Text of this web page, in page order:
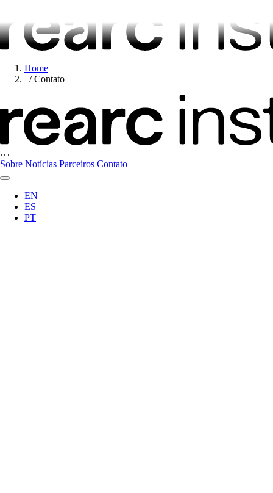
Home
Contato
Sobre Notícias Parceiros Contato
EN
ES
PT